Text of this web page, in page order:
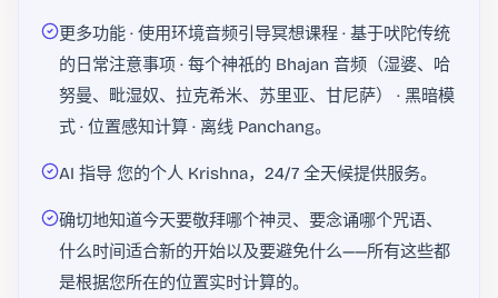
更多功能 · 使用环境音频引导冥想课程 · 基于吠陀传统
的日常注意事项 · 每个神祇的 Bhajan 音频（湿婆、哈
努曼、毗湿奴、拉克希米、苏里亚、甘尼萨） · 黑暗模
式 · 位置感知计算 · 离线 Panchang。
AI 指导 您的个人 Krishna，24/7 全天候提供服务。
确切地知道今天要敬拜哪个神灵、要念诵哪个咒语、
什么时间适合新的开始以及要避免什么——所有这些都
是根据您所在的位置实时计算的。